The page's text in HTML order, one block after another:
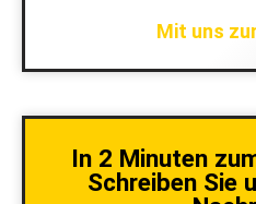
Mit uns
In 2 Minuten
Schreiben Sie